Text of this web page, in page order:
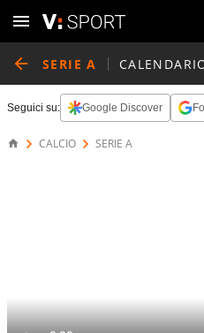
SERIE A
Seguici su: Google Discover
CALCIO SERIE A